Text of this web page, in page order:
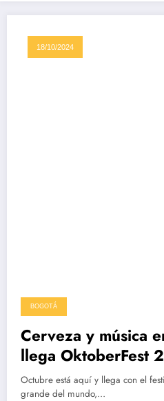
18/10/2024
BOGOTÁ
Cerveza y música
llega OktoberFest
Octubre está aquí y llega con el
grande del mundo,…